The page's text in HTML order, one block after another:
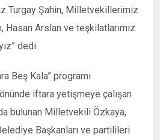
Turgay Şahin, Milletvekillerimiz
Hasan Arslan ve teşkilatlarımız
dedi.
Beş Kala” programı
iftara yetişmeye çalışan
bulunan Milletvekili Özkaya,
Başkanları ve partilileri